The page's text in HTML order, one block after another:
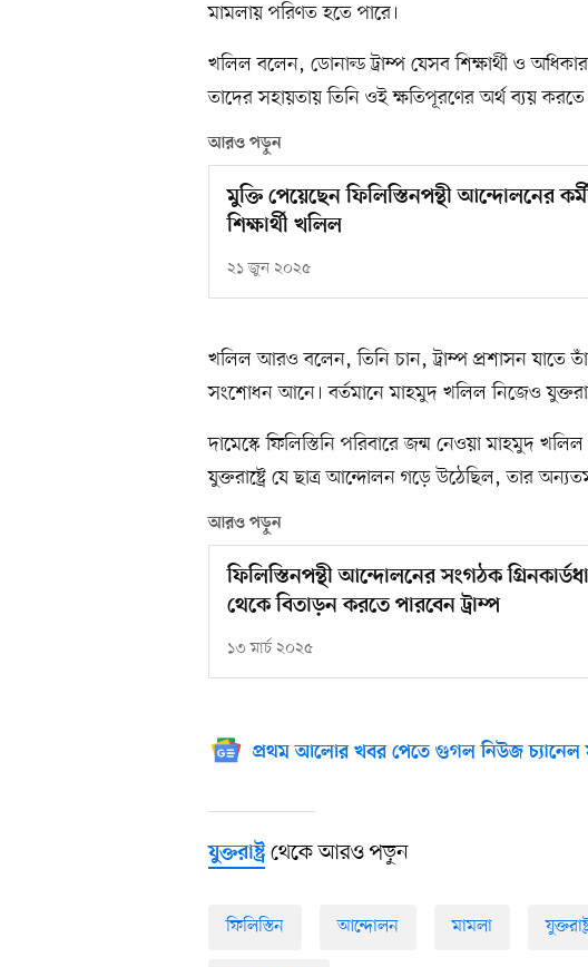
মামলায় পরিণত হতে পারে।
খলিল বলেন, ডোনাল্ড ট্রাম্প যেসব শিক্ষার্থী ও
তাদের সহায়তায় তিনি ওই ক্ষতিপূরণের অর্থ ব্যয় করতে
আরও পড়ুন
মুক্তি পেয়েছেন ফিলিস্তিনপন্থী আন্দোলনের
শিক্ষার্থী খলিল
২১ জুন ২০২৫
খলিল আরও বলেন, তিনি চান, ট্রাম্প প্রশাসন যাতে
সংশোধন আনে। বর্তমানে মাহমুদ খলিল নিজেও
দামেস্কে ফিলিস্তিনি পরিবারে জন্ম নেওয়া মাহমুদ
যুক্তরাষ্ট্রে যে ছাত্র আন্দোলন গড়ে উঠেছিল, তার
আরও পড়ুন
ফিলিস্তিনপন্থী আন্দোলনের সংগঠক
থেকে বিতাড়ন করতে পারবেন ট্রাম্প
১৩ মার্চ ২০২৫
প্রথম আলোর খবর পেতে গুগল নিউজ
যুক্তরাষ্ট্রথেকে আরও পড়ুন
ফিলিস্তিন আন্দোলন মামলা